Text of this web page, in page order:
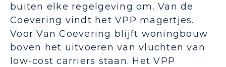
buiten elke regelgeving om. Van de
Coevering vindt het VPP magertjes.
Voor Van Coevering blijft woningbouw
boven het uitvoeren van vluchten van
low-cost carriers staan. Het VPP